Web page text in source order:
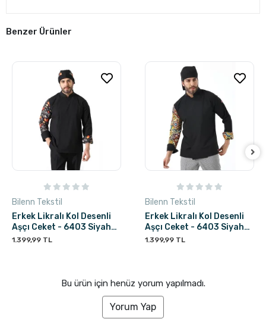
Benzer Ürünler
Bilenn Tekstil
Erkek Likralı Kol Desenli
Aşçı Ceket - 6403 Siyah
Çakıl Taşı
1.399,99 TL
Bilenn Tekstil
Erkek Likralı Kol Desenli
Aşçı Ceket - 6403 Siyah
Renkli Daire
1.399,99 TL
Bu ürün için henüz yorum yapılmadı.
Yorum Yap